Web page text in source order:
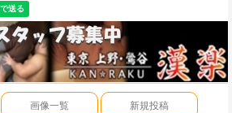
画像一覧 新規投稿